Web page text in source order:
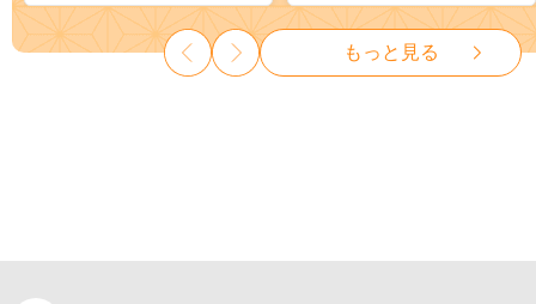
ット ぶどう ブドウ 葡萄 大粒
種なし 先行予約 富士川町
10000円 一万円 9000円 九千円
も 先行予約 送料無料 果物 岡
山県 笠岡市 清水白桃 白鳳 白
麗 クール便---
kasaoka_zsy_419_100---
もっと見る